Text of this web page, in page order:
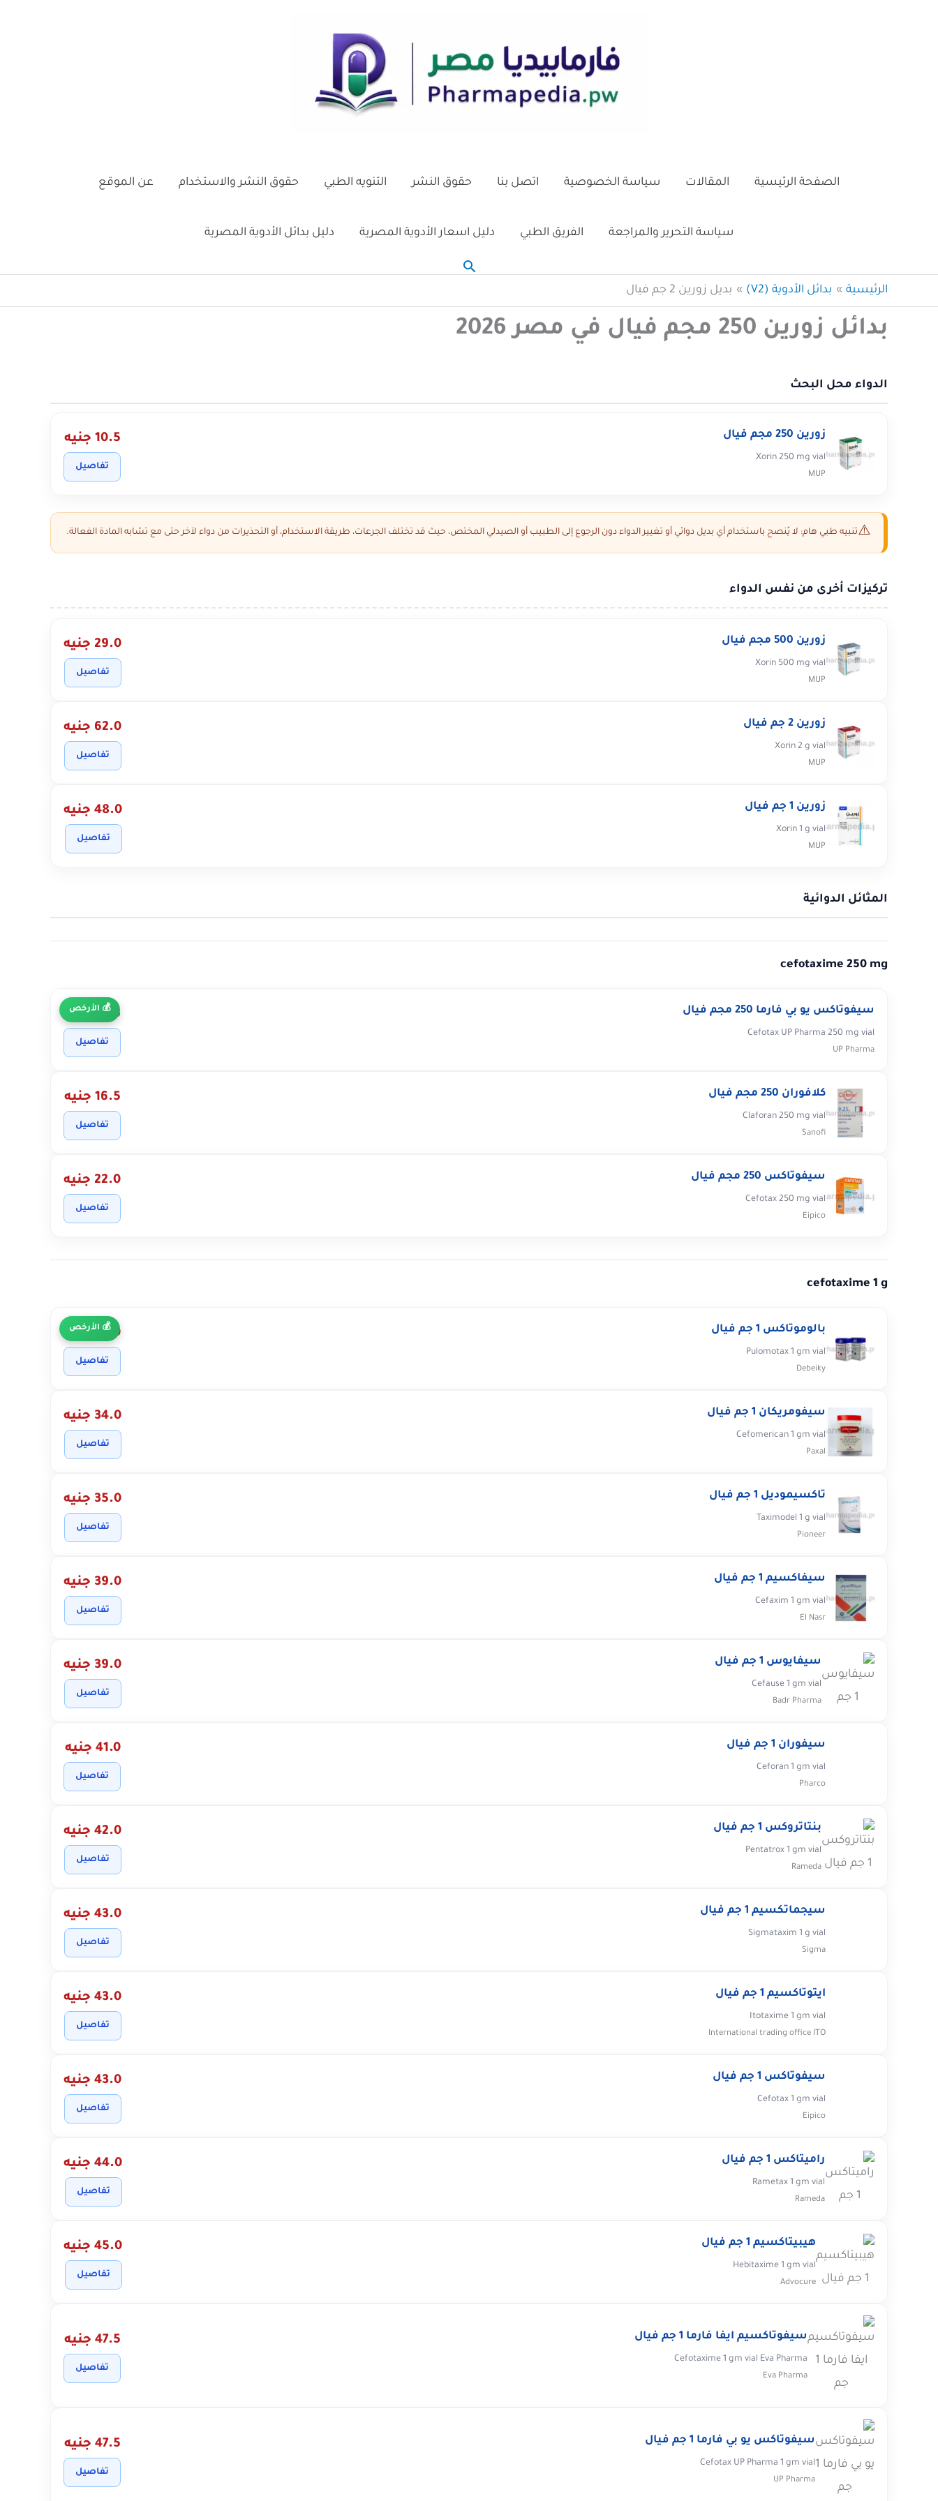
الصفحة الرئيسية المقالات سياسة الخصوصية اتصل بنا حقوق النشر التنويه الطبي حقوق النشر والاستخدام عن الموقع
سياسة التحرير والمراجعة الفريق الطبي دليل اسعار الأدوية المصرية دليل بدائل الأدوية المصرية
البحث
الرئيسية بدائل الأدوية (V2) بديل زورين 2 جم فيال
بدائل زورين 250 مجم فيال في مصر 2026
الدواء محل البحث
زورين 250 مجم فيال
Xorin 250 mg vial
MUP
10.5 جنيه
تفاصيل
تنبيه طبي هام: لا يُنصح باستخدام أي بديل دوائي أو تغيير الدواء دون الرجوع إلى الطبيب أو الصيدلي المختص، حيث قد تختلف الجرعات، طريقة الاستخدام، أو التحذيرات من دواء لآخر حتى مع تشابه المادة الفعالة.
تركيزات أخرى من نفس الدواء
زورين 500 مجم فيال
Xorin 500 mg vial
MUP
29.0 جنيه
تفاصيل
زورين 2 جم فيال
Xorin 2 g vial
MUP
62.0 جنيه
تفاصيل
زورين 1 جم فيال
Xorin 1 g vial
MUP
48.0 جنيه
تفاصيل
المثائل الدوائية
cefotaxime 250 mg
الأرخص سيفوتاكس يو بي فارما 250 مجم فيال
Cefotax UP Pharma 250 mg vial
UP Pharma
10.5 جنيه
تفاصيل
كلافوران 250 مجم فيال
Claforan 250 mg vial
Sanofi
16.5 جنيه
تفاصيل
سيفوتاكس 250 مجم فيال
Cefotax 250 mg vial
Eipico
22.0 جنيه
تفاصيل
cefotaxime 1 g
الأرخص بالوموتاكس 1 جم فيال
Pulomotax 1 gm vial
Debeiky
27.0 جنيه
تفاصيل
سيفومريكان 1 جم فيال
Cefomerican 1 gm vial
Paxal
34.0 جنيه
تفاصيل
تاكسيموديل 1 جم فيال
Taximodel 1 g vial
Pioneer
35.0 جنيه
تفاصيل
سيفاكسيم 1 جم فيال
Cefaxim 1 gm vial
El Nasr
39.0 جنيه
تفاصيل
سيفايوس 1 جم فيال
Cefause 1 gm vial
Badr Pharma
39.0 جنيه
تفاصيل
سيفوران 1 جم فيال
Ceforan 1 gm vial
Pharco
41.0 جنيه
تفاصيل
بنتاتروكس 1 جم فيال
Pentatrox 1 gm vial
Rameda
42.0 جنيه
تفاصيل
سيجماتكسيم 1 جم فيال
Sigmataxim 1 g vial
Sigma
43.0 جنيه
تفاصيل
ايتوتاكسيم 1 جم فيال
Itotaxime 1 gm vial
International trading office ITO
43.0 جنيه
تفاصيل
سيفوتاكس 1 جم فيال
Cefotax 1 gm vial
Eipico
43.0 جنيه
تفاصيل
راميتاكس 1 جم فيال
Rametax 1 gm vial
Rameda
44.0 جنيه
تفاصيل
هيبيتاكسيم 1 جم فيال
Hebitaxime 1 gm vial
Advocure
45.0 جنيه
تفاصيل
سيفوتاكسيم ايفا فارما 1 جم فيال
Cefotaxime 1 gm vial Eva Pharma
Eva Pharma
47.5 جنيه
تفاصيل
سيفوتاكس يو بي فارما 1 جم فيال
Cefotax UP Pharma 1 gm vial
UP Pharma
47.5 جنيه
تفاصيل